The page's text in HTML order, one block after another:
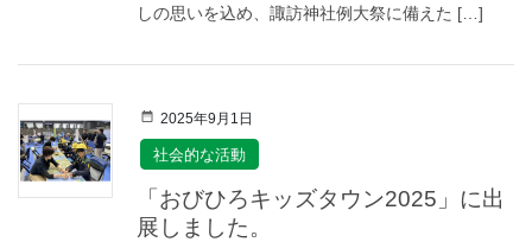
しの思いを込め、諏訪神社例大祭に備えた […]
2025年9月1日
社会的な活動
「おびひろキッズタウン2025」に出
展しました。